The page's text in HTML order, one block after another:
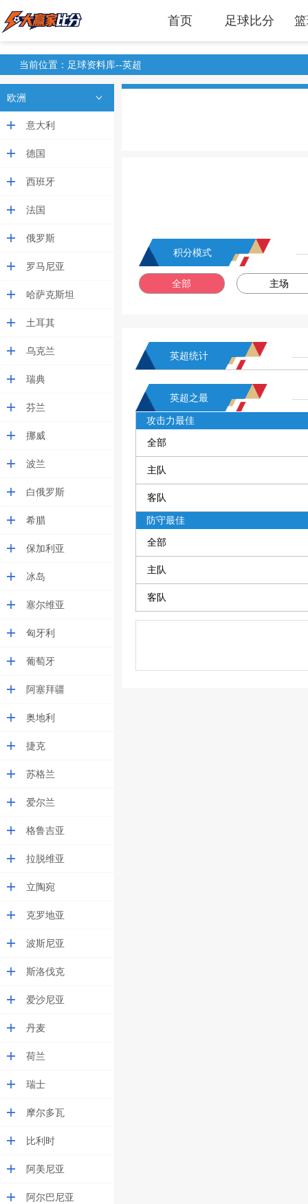
首页 足球比分
当前位置：足球资料库--英超
欧洲
意大利
德国
西班牙
法国
俄罗斯
罗马尼亚
哈萨克斯坦
土耳其
乌克兰
瑞典
芬兰
挪威
波兰
白俄罗斯
希腊
保加利亚
冰岛
塞尔维亚
匈牙利
葡萄牙
阿塞拜疆
奥地利
捷克
苏格兰
爱尔兰
格鲁吉亚
拉脱维亚
立陶宛
克罗地亚
波斯尼亚
斯洛伐克
爱沙尼亚
丹麦
荷兰
瑞士
摩尔多瓦
比利时
阿美尼亚
阿尔巴尼亚
积分模式
全部 主场
英超统计
英超之最
攻击力最佳
全部
主队
客队
防守最佳
全部
主队
客队